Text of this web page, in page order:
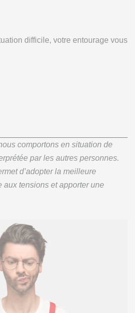
difficile, votre entourage vous
comportons en situation de
par les autres personnes.
d’adopter la meilleure
aux tensions et apporter une